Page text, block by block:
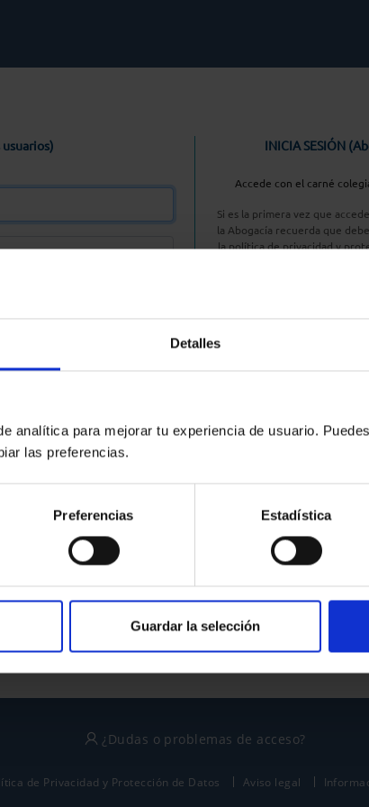
Detalles
analítica para mejorar tu experiencia de usuario.
las preferencias.
Preferencias Estadística
Guardar la selección
usuarios) INICIA SESIÓN
Accede con el carné
Si es la primera vez que
la Abogacía recuerda que
la política de privacidad y
Entrar
¿No tienes cuenta?
política de privacidad
y términos del servicio
¿Dudas o problemas de acceso?
de Privacidad y Protección de Datos Aviso legal